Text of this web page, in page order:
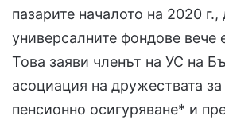
пазарите началото на 2020
универсалните фондове вече
Това заяви членът на УС на
асоциация на дружествата
пенсионно осигуряване* и